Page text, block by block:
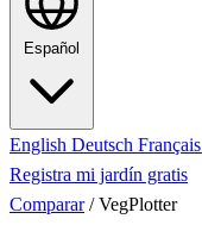
Español
English Deutsch Français
Registra mi jardín gratis
Comparar / VegPlotter